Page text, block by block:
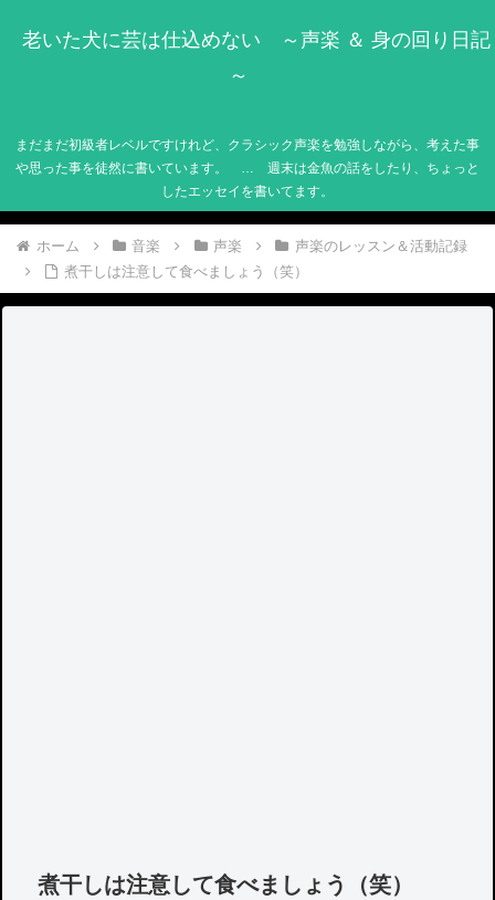
老いた犬に芸は仕込めない ～声楽 ＆ 身の回り日記
～
まだまだ初級者レベルですけれど、クラシック声楽を勉強しながら、考えた事
や思った事を徒然に書いています。 … 週末は金魚の話をしたり、ちょっと
したエッセイを書いてます。
ホーム 音楽 声楽
声楽のレッスン＆活動記録
煮干しは注意して食べましょう（笑）
煮干しは注意して食べましょう（笑）